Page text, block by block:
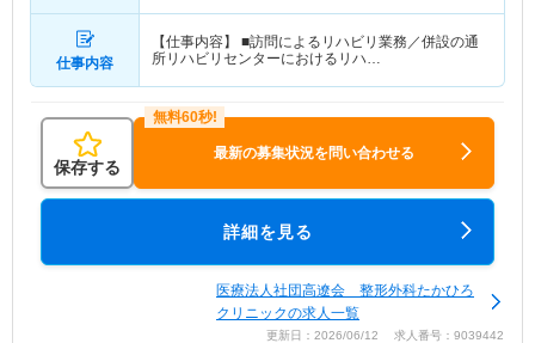
仕事内容
【仕事内容】 ■訪問によるリハビリ業務／併設の通
所リハビリセンターにおけるリハ…
保存する
最新の募集状況を問い合わせる
詳細を見る
医療法人社団高遼会 整形外科たかひろ
クリニックの求人一覧
更新日：2026/06/12 求人番号：9039442